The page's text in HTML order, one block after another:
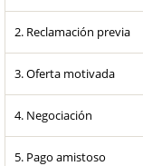
2. Reclamación previa
3. Oferta motivada
4. Negociación
5. Pago amistoso